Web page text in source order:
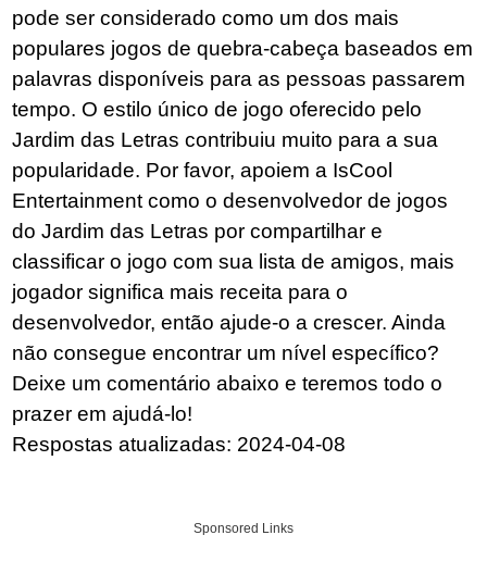
pode ser considerado como um dos mais
populares jogos de quebra-cabeça baseados em
palavras disponíveis para as pessoas passarem
tempo. O estilo único de jogo oferecido pelo
Jardim das Letras contribuiu muito para a sua
popularidade. Por favor, apoiem a IsCool
Entertainment como o desenvolvedor de jogos
do Jardim das Letras por compartilhar e
classificar o jogo com sua lista de amigos, mais
jogador significa mais receita para o
desenvolvedor, então ajude-o a crescer. Ainda
não consegue encontrar um nível específico?
Deixe um comentário abaixo e teremos todo o
prazer em ajudá-lo!
Respostas atualizadas: 2024-04-08
Sponsored Links